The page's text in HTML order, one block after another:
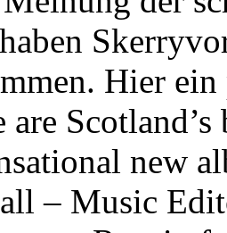
Hier
new
– Music